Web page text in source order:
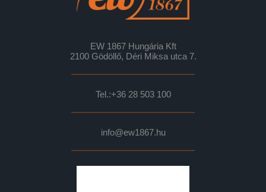
EW 1867 Hungária Kft
2100 Gödöllő, Déri Miksa utca 7.
Tel.:+36 28 503 100
info@ew1867.hu